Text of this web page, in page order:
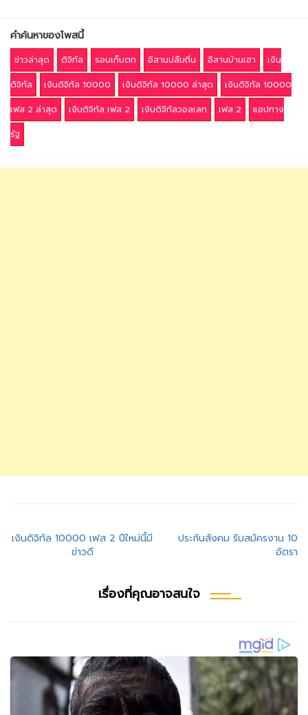
คำค้นหาของโพสนี้
ข่าวล่าสุด ดิจิทัล รอบเก็บตก อีสานบ่ลืมถิ่น อีสานบ้านเฮา
เงิน
ดิจิทัล
เงินดิจิทัล 10000 เงินดิจิทัล 10000 ล่าสุด
เงินดิจิทัล 10000
เฟส 2 ล่าสุด
เงินดิจิทัล เฟส 2 เงินดิจิทัลวอลเลท เฟส 2
แอปทาง
รัฐ
แนะแนว
เงินดิจิทัล 10000 เฟส 2 ปีใหม่นี้มี
ข่าวดี
ประกันสังคม รับสมัครงาน 10
อัตรา
เรื่องที่คุณอาจสนใจ